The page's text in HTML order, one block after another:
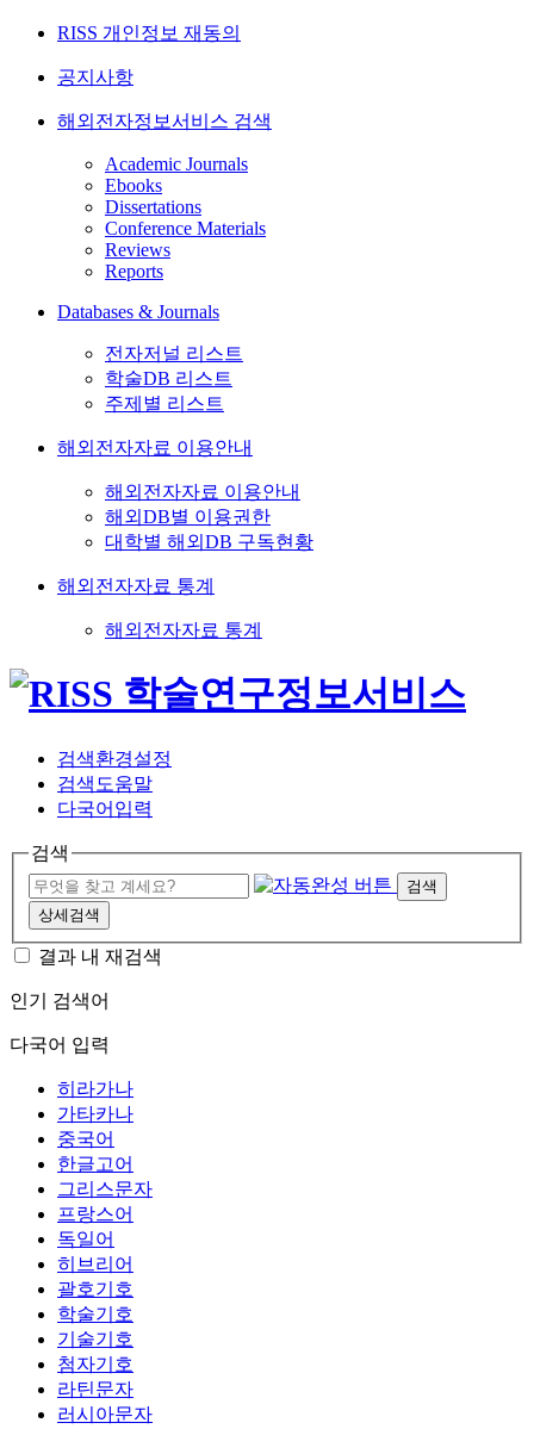
RISS 개인정보 재동의
공지사항
해외전자정보서비스 검색
Academic Journals
Ebooks
Dissertations
Conference Materials
Reviews
Reports
Databases & Journals
전자저널 리스트
학술DB 리스트
주제별 리스트
해외전자자료 이용안내
해외전자자료 이용안내
해외DB별 이용권한
대학별 해외DB 구독현황
해외전자자료 통계
해외전자자료 통계
검색환경설정
검색도움말
다국어입력
검색
검색
상세검색
결과 내 재검색
인기 검색어
다국어 입력
히라가나
가타카나
중국어
한글고어
그리스문자
프랑스어
독일어
히브리어
괄호기호
학술기호
기술기호
첨자기호
라틴문자
러시아문자